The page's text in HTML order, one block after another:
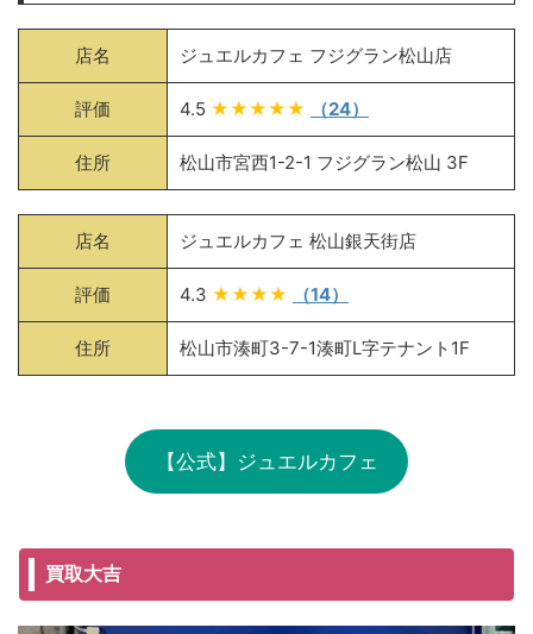
店名 ジュエルカフェ フジグラン松山店
評価 4.5 ★★★★★ （24）
住所 松山市宮西1-2-1 フジグラン松山 3F
店名 ジュエルカフェ 松山銀天街店
評価 4.3 ★★★★ （14）
住所 松山市湊町3-7-1湊町L字テナント1F
【公式】ジュエルカフェ
買取大吉